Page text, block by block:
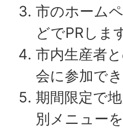
市のホーム
どでPRしま
市内生産者
会に参加で
期間限定で
別メニュー